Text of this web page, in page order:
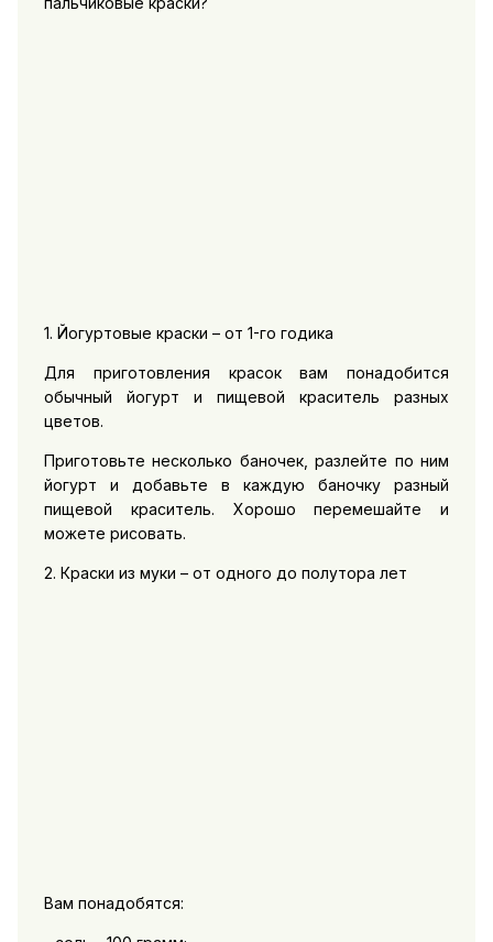
1. Йогуртовые краски – от 1-го годика
Для приготовления красок вам понадобится
обычный йогурт и пищевой краситель разных
цветов.
Приготовьте несколько баночек, разлейте по ним
йогурт и добавьте в каждую баночку разный
пищевой краситель. Хорошо перемешайте и
можете рисовать.
2. Краски из муки – от одного до полутора лет
Вам понадобятся: